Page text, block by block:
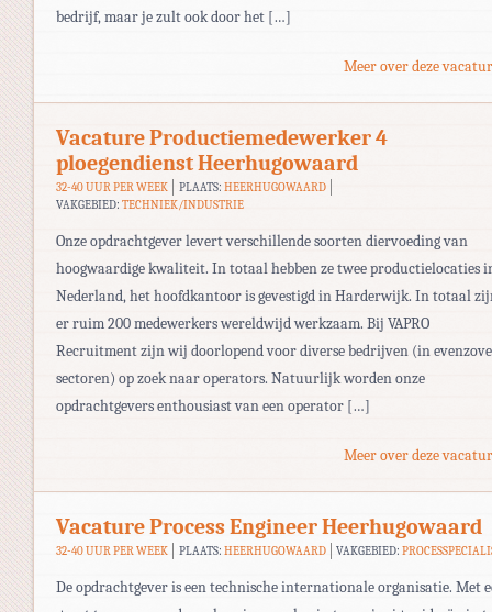
bedrijf, maar je zult ook door het […]
Meer over deze
Vacature Productiemedewerker 4
ploegendienst Heerhugowaard
32-40 UUR PER WEEK PLAATS: HEERHUGOWAARD
VAKGEBIED: TECHNIEK/INDUSTRIE
Onze opdrachtgever levert verschillende soorten diervoeding van
hoogwaardige kwaliteit. In totaal hebben ze twee productielocaties
Nederland, het hoofdkantoor is gevestigd in Harderwijk. In totaal
er ruim 200 medewerkers wereldwijd werkzaam. Bij VAPRO
Recruitment zijn wij doorlopend voor diverse bedrijven (in
sectoren) op zoek naar operators. Natuurlijk worden onze
opdrachtgevers enthousiast van een operator […]
Meer over deze
Vacature Process Engineer Heerhugowaard
32-40 UUR PER WEEK PLAATS: HEERHUGOWAARD VAKGEBIED:
De opdrachtgever is een technische internationale organisatie. Met